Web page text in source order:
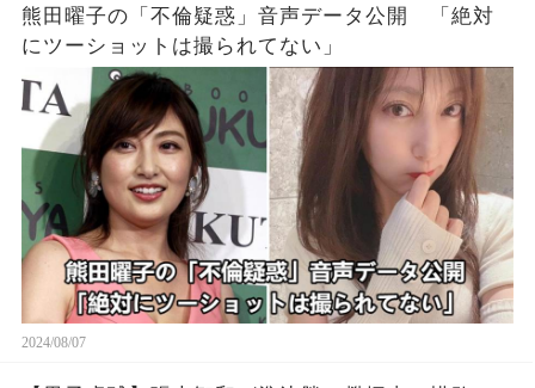
熊田曜子の「不倫疑惑」音声データ公開 「絶対
にツーショットは撮られてない」
2024/08/07